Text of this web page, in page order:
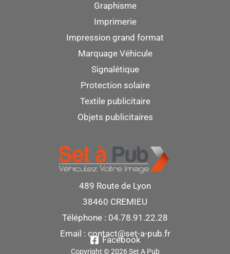
Graphisme
Imprimerie
Impression grand format
Marquage Véhicule
Signalétique
Protection solaire
Textile publicitaire
Objets publicitaires
489 Route de Lyon
38460 CREMIEU
Téléphone : 04.78.91.22.28
Email : contact@set-a-pub.fr
Facebook
Copyright © 2026 Set A Pub